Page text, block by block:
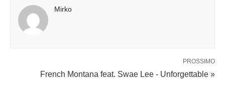
Mirko
PROSSIMO
French Montana feat. Swae Lee - Unforgettable »